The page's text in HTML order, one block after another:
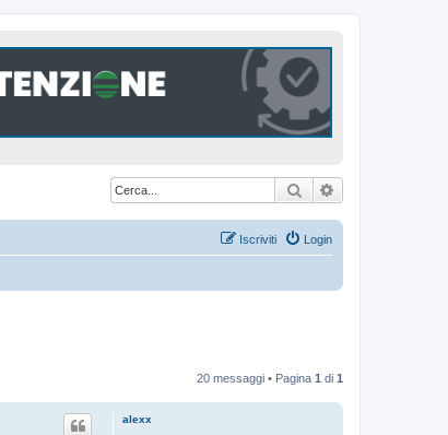
Cerca
Login
Iscriviti
20 messaggi • Pagina 1 di 1
alexx